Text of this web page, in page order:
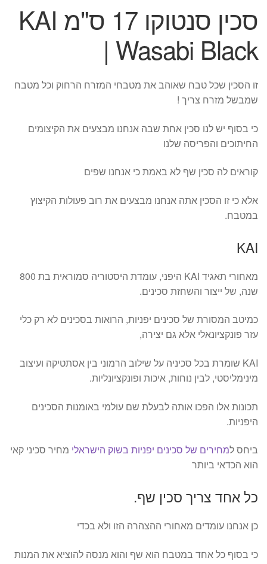
סכין סנטוקו 17 ס"מ KAI
| Wasabi Black
זו הסכין שכל טבח שאוהב את מטבחי המזרח הרחוק וכל מטבח
שמבשל מזרח צריך !
כי בסוף יש לנו סכין אחת שבה אנחנו מבצעים את הקיצומים
החיתוכים והפריסה שלנו
קוראים לה סכין שף לא באמת כי אנחנו שפים
אלא כי זו הסכין אתה אנחנו מבצעים את רוב פעולות הקיצוץ
במטבח.
KAI
מאחורי תאגיד KAI היפני, עומדת היסטוריה סמוראית בת 800
שנה, של ייצור והשחזת סכינים.
כמיטב המסורת של סכינים יפניות, הרואות בסכינים לא רק כלי
עזר פונקציונאלי אלא גם יצירה,
KAI שומרת בכל סכיניה על שילוב הרמוני בין אסתטיקה ועיצוב
מינימליסטי, לבין נוחות, איכות ופונקציונליות.
תכונות אלו הפכו אותה לבעלת שם עולמי באומנות הסכינים
היפניות.
ביחס למחירים של סכינים יפניות בשוק הישראלי מחיר סכיני קאי
הוא הכדאי ביותר
כל אחד צריך סכין שף.
כן אנחנו עומדים מאחורי ההצהרה הזו ולא בכדי
כי בסוף כל אחד במטבח הוא שף והוא מנסה להוציא את המנות